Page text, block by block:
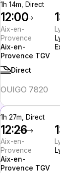
1h 14m, Direct
12:00
Aix-en-
Provence
Aix-en-
Provence TGV
Direct
OUIGO 7820
1h 27m, Direct
12:26
Aix-en-
Provence
Aix-en-
Provence TGV